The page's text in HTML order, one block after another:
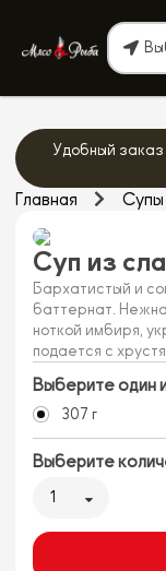
Удобный
Главная Супы
Суп из
Бархатистый и
баттернат.
ноткой имбиря,
подается с
Выберите один
307 г
Выберите
1